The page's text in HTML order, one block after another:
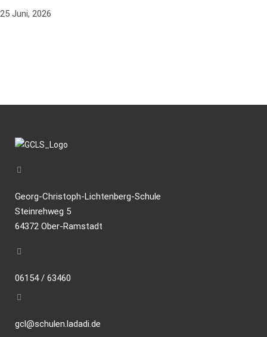
25 Juni, 2026
Georg-Christoph-Lichtenberg-Schule
Steinrehweg 5
64372 Ober-Ramstadt
06154 / 63460
gcl@schulen.ladadi.de